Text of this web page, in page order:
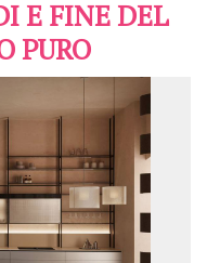
E FINE DEL
PURO